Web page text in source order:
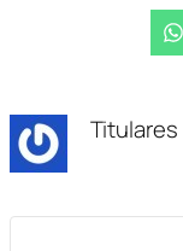
Titulares